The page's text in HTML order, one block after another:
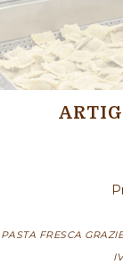
PASTA FRESCA